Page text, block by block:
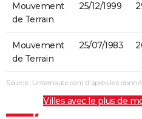
Mouvement
de Terrain
25/12/1999
Mouvement
de Terrain
25/07/1983
Source : Linternaute.com d'après les
Villes avec le plus de